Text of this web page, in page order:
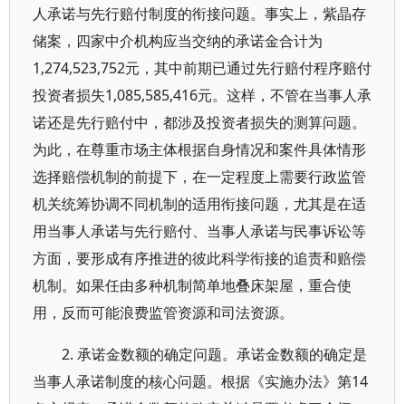
人承诺与先行赔付制度的衔接问题。事实上，紫晶存
储案，四家中介机构应当交纳的承诺金合计为
1,274,523,752元，其中前期已通过先行赔付程序赔付
投资者损失1,085,585,416元。这样，不管在当事人承
诺还是先行赔付中，都涉及投资者损失的测算问题。
为此，在尊重市场主体根据自身情况和案件具体情形
选择赔偿机制的前提下，在一定程度上需要行政监管
机关统筹协调不同机制的适用衔接问题，尤其是在适
用当事人承诺与先行赔付、当事人承诺与民事诉讼等
方面，要形成有序推进的彼此科学衔接的追责和赔偿
机制。如果任由多种机制简单地叠床架屋，重合使
用，反而可能浪费监管资源和司法资源。
2. 承诺金数额的确定问题。承诺金数额的确定是
当事人承诺制度的核心问题。根据《实施办法》第14